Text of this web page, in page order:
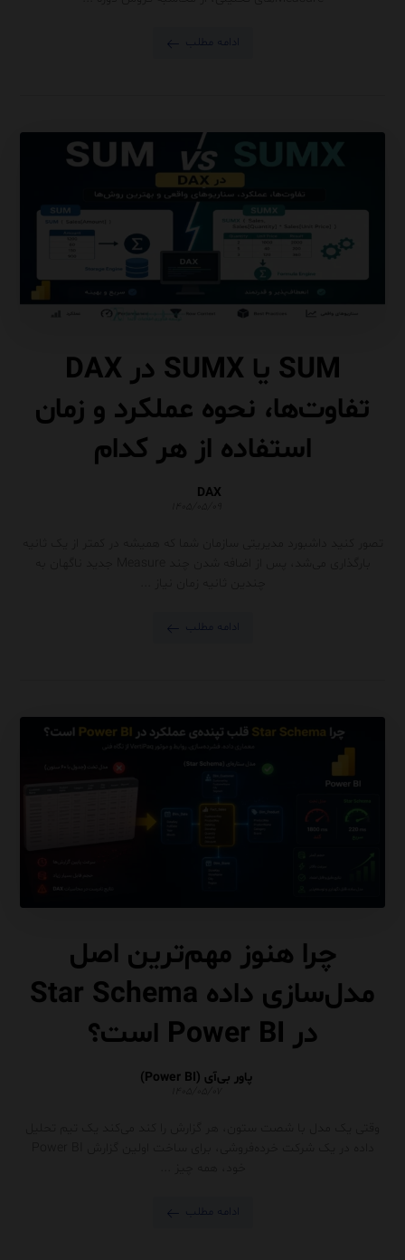
ادامه مطلب
SUM یا SUMX در DAX
تفاوت‌ها، نحوه عملکرد و زمان
استفاده از هر کدام
DAX
ادامه مطلب
چرا هنوز مهم‌ترین اصل
مدل‌سازی داده Star Schema
در Power BI است؟
پاور بی‌آی (Power BI)
ادامه مطلب